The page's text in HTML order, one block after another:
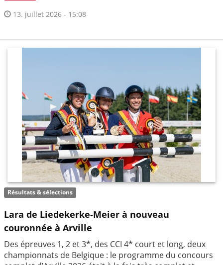
13. juillet 2026 - 15:08
Résultats & sélections
Lara de Liedekerke-Meier à nouveau
couronnée à Arville
Des épreuves 1, 2 et 3*, des CCI 4* court et long, deux
championnats de Belgique : le programme du concours